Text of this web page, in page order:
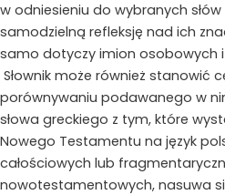
w odniesieniu do wybranych
samodzielną refleksję nad ich
samo dotyczy imion osobowych i
Słownik może również stanowić
porównywaniu podawanego w
słowa greckiego z tym, które
Nowego Testamentu na język
całościowych lub
nowotestamentowych, nasuwa